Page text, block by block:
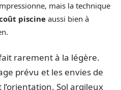
mais la technique
piscine aussi bien à
rarement à la légère.
prévu et les envies de
Sol argileux